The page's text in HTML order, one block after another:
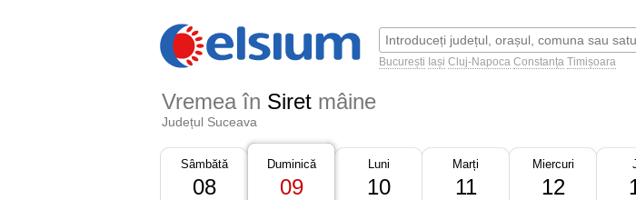
București Iași Cluj-Napoca Constanța Timișoara
Vremea în Siret mâine
Județul Suceava
Sâmbătă
08
Duminică
09
Luni
10
Marți
11
Miercuri
12